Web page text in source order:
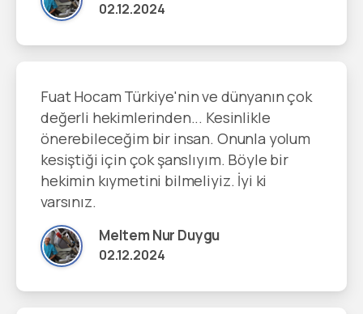
02.12.2024
Fuat Hocam Türkiye'nin ve dünyanın çok
değerli hekimlerinden... Kesinlikle
önerebileceğim bir insan. Onunla yolum
kesiştiği için çok şanslıyım. Böyle bir
hekimin kıymetini bilmeliyiz. İyi ki
varsınız.
Meltem Nur Duygu
02.12.2024